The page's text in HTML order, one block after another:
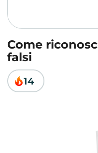
Come
falsi
14